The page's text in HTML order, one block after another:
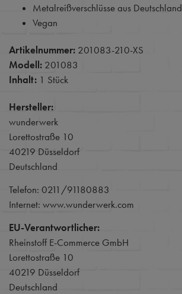
Metalreißverschlüsse aus Deutschland
Vegan
Artikelnummer: 201083-210-XS
Modell: 201083
Inhalt: 1 Stück
Hersteller:
wunderwerk
Lorettostraße 10
40219 Düsseldorf
Deutschland
Telefon: 0211/91180883
Internet: www.wunderwerk.com
EU-Verantwortlicher:
Rheinstoff E-Commerce GmbH
Lorettostraße 10
40219 Düsseldorf
Deutschland